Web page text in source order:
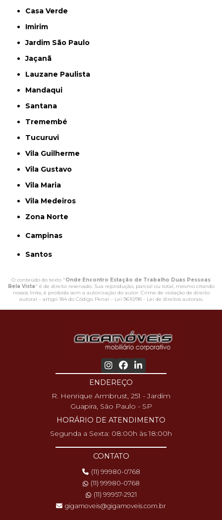
Casa Verde
Imirim
Jardim São Paulo
Jaçanã
Lauzane Paulista
Mandaqui
Santana
Tremembé
Tucuruvi
Vila Guilherme
Vila Gustavo
Vila Maria
Vila Medeiros
Zona Norte
Campinas
Santos
O conteúdo do texto "Onde Encontro Estação de Trabalho Duas Pessoas
Bela Vista" é de direito reservado. Sua reprodução, parcial ou total, mesmo citando
nossos links, é proibida sem a autorização do autor. Crime de violação de direito
autoral – artigo 184 do Código Penal – Lei 9610/98 - Lei de direitos autorais.
ENDEREÇO
R. Henrique Armbrust, 251 - Jardim
Guapira, São Paulo - SP
HORÁRIO DE ATENDIMENTO
Segunda a Sexta: 08:00h às 18:00h
CONTATO
(11) 99980-0768
(11) 99980-0768
(11) 99957-2921
gigamoveis@gigamoveis.com.br